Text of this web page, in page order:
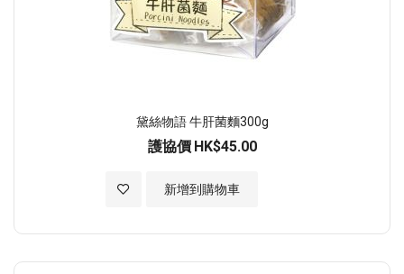
黛絲物語 牛肝菌麵300g
護協價 HK$45.00
新增到購物車
加入至願望清單